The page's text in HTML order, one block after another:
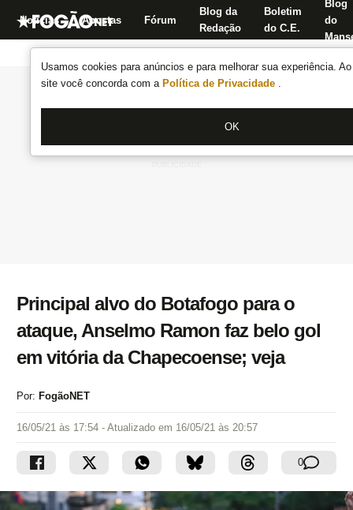
Usamos cookies para anúncios e para melhorar sua experiência.
site você concorda com a Política de Privacidade .
OK
Notícias Apostas Fórum
Blog da
Redação
Boletim
do C.E.
Blog
do
Principal alvo do Botafogo para o
ataque, Anselmo Ramon faz belo gol
em vitória da Chapecoense; veja
Por: FogãoNET
16/05/21 às 17:54 - Atualizado em 16/05/21 às 20:57
0